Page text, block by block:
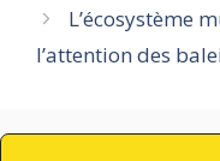
L’écosystème
l’attention des